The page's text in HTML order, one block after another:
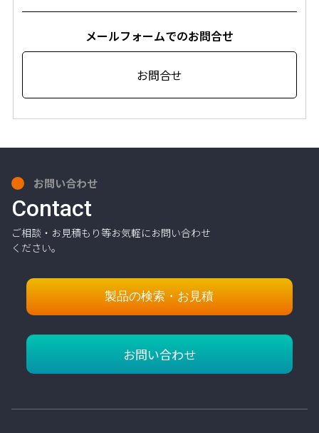
メールフォームでのお問合せ
お問合せ
お問い合わせ
Contact
ご相談・お見積もり等お気軽にお問い合わせ
ください。
製品の検索・お見積
お問い合わせ